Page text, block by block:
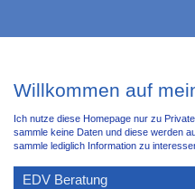
Willkommen auf
Ich nutze diese Homepage nur zu
sammle keine Daten und diese werden
sammle lediglich Information zu
EDV Beratung